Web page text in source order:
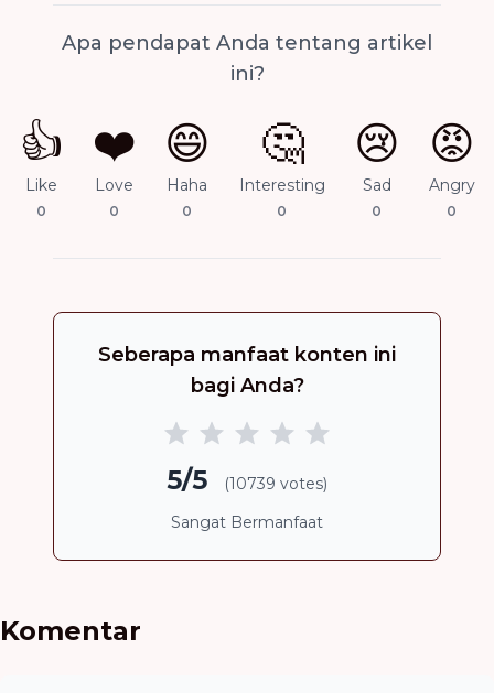
Apa pendapat Anda tentang artikel
ini?
👍
Like
0
❤️
Love
0
😄
Haha
0
🤔
Interesting
0
😢
Sad
0
😡
Angry
0
Seberapa manfaat konten ini
bagi Anda?
5/5
(10739 votes)
Sangat Bermanfaat
Komentar